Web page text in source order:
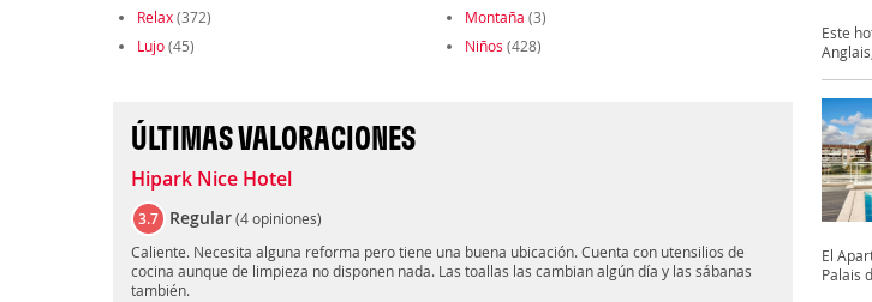
Relax(372) Montaña (3)
Lujo(45) Niños (428)
ÚLTIMAS VALORACIONES
Hipark Nice Hotel
3.7 Regular(4 opiniones)
Caliente. Necesita alguna reforma pero tiene una buena ubicación. Cuenta con utensilios de
cocina aunque de limpieza no disponen nada. Las toallas las cambian algún día y las sábanas
también.
Este
El
Palais